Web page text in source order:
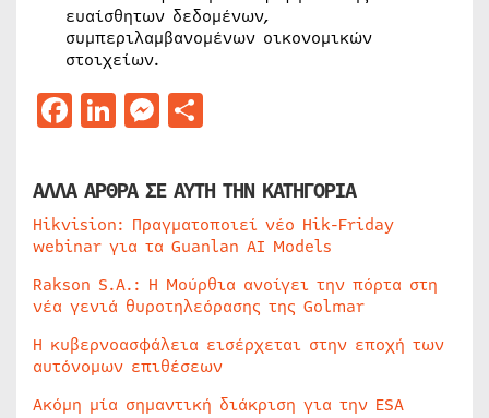
ευαίσθητων δεδομένων,
συμπεριλαμβανομένων οικονομικών
στοιχείων.
Facebook
LinkedIn
Messenger
ΑΛΛΑ ΑΡΘΡΑ ΣΕ ΑΥΤΗ ΤΗΝ ΚΑΤΗΓΟΡΙΑ
Hikvision: Πραγματοποιεί νέο Hik-Friday
webinar για τα Guanlan AI Models
Rakson S.A.: Η Μούρθια ανοίγει την πόρτα στη
νέα γενιά θυροτηλεόρασης της Golmar
Η κυβερνοασφάλεια εισέρχεται στην εποχή των
αυτόνομων επιθέσεων
Ακόμη μία σημαντική διάκριση για την ESA